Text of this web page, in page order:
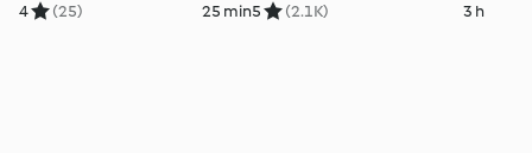
4 (25) 25 min5 (2.1K) 3 h